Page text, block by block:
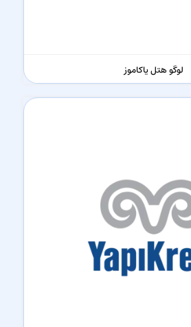
لوگو هتل یاکاموز